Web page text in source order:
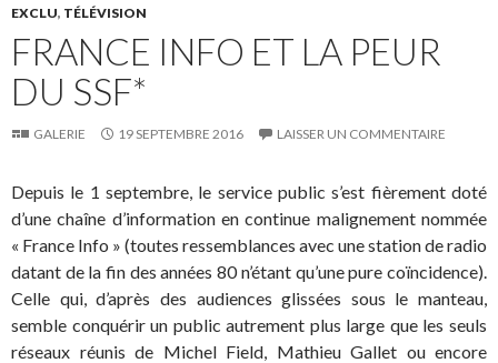
EXCLU, TÉLÉVISION
FRANCE INFO ET LA PEUR
DU SSF*
GALERIE 19 SEPTEMBRE 2016 LAISSER UN COMMENTAIRE
Depuis le 1 septembre, le service public s’est fièrement doté
d’une chaîne d’information en continue malignement nommée
« France Info » (toutes ressemblances avec une station de radio
datant de la fin des années 80 n’étant qu’une pure coïncidence).
Celle qui, d’après des audiences glissées sous le manteau,
semble conquérir un public autrement plus large que les seuls
réseaux réunis de Michel Field, Mathieu Gallet ou encore